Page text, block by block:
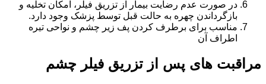
در صورت عدم رضایت بیمار از تزریق فیلر، امکان تخلیه و
بازگرداندن چهره به حالت قبل توسط پزشک وجود دارد.
مناسب برای برطرف کردن پف زیر چشم و نواحی تیره
اطراف آن
مراقبت های پس از تزریق فیلر چشم